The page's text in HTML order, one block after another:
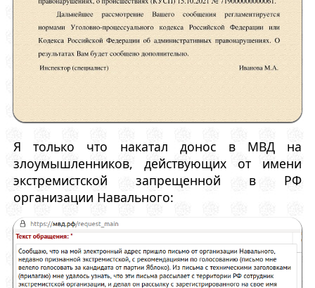
Я только что накатал донос в МВД на
злоумышленников, действующих от имени
экстремистской запрещенной в РФ
организации Навального: